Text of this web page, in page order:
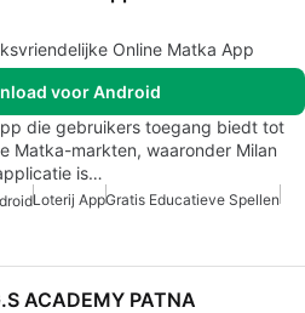
Online Matka App
voor Android
die gebruikers toegang biedt tot
Matka-markten, waaronder Milan
is…
Loterij AppGratis Educatieve Spellen
ACADEMY PATNA